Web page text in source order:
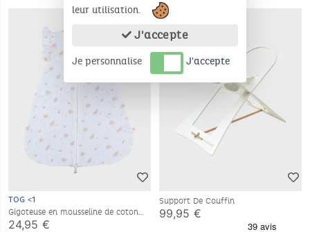
TOG <1
Gigoteuse en mousseline de coton
bio, 0-3 mois
24,95 €
Support De Couffin
99,95 €
leur utilisation.
J'accepte
Je personnalise J'accepte